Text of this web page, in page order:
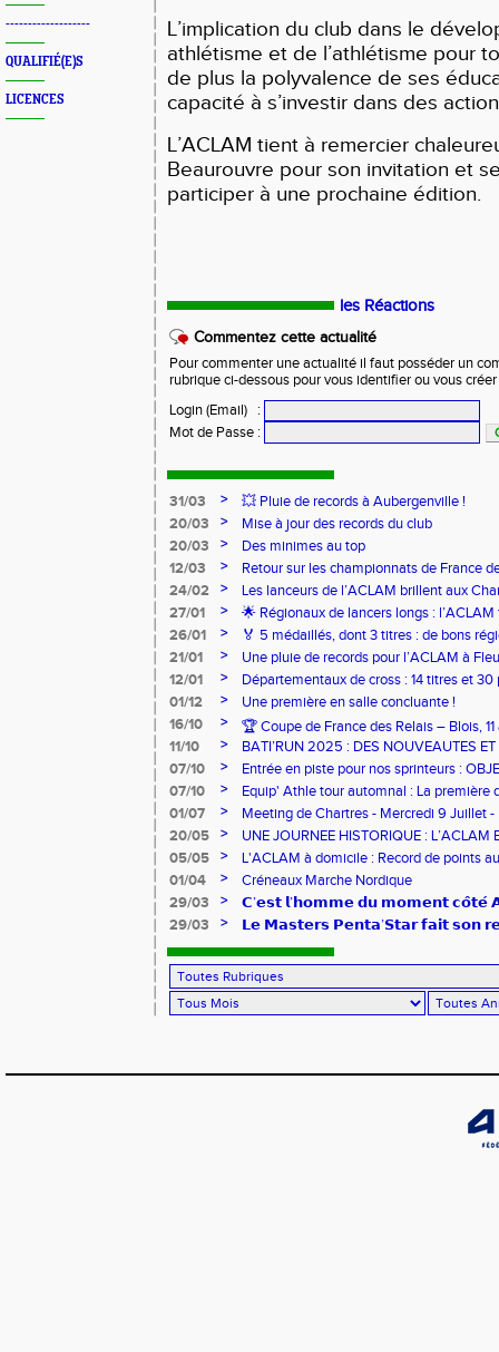
-------------------
QUALIFIÉ(E)S
LICENCES
L’implication du club dans le
athlétisme et de l’athlétisme pour
de plus la polyvalence de ses
capacité à s’investir dans des
L’ACLAM tient à remercier
Beaurouvre pour son invitation et
participer à une prochaine édition.
les Réactions
Commentez cette actualité
Pour commenter une actualité il faut posséder un
rubrique ci-dessous pour vous identifier ou vous
Login (Email)
:
Mot de Passe :
31/03 >
💥 Pluie de records à Aubergenville !
20/03
>
Mise à jour des records du club
20/03
>
Des minimes au top
12/03
>
Retour sur les championnats de France
24/02
>
Les lanceurs de l’ACLAM brillent aux
Lancers Longs à Nice
27/01 >
🌟 Régionaux de lancers longs :
sur-Loire
26/01 >
🏅 5 médaillés, dont 3 titres : de bons
pour l’Aclam !
21/01 >
Une pluie de records pour l’ACLAM à
12/01
>
Départementaux de cross : 14 titres et 30
01/12
>
Une première en salle concluante !
16/10
>
🏆 Coupe de France des Relais – Blois,
11/10
>
BATI’RUN 2025 : DES NOUVEAUTES
07/10
>
Entrée en piste pour nos sprinteurs :
FRANCE !
07/10 >
Equip' Athle tour automnal : La première
jeunes !
01/07 >
Meeting de Chartres - Mercredi 9 Juillet
20/05
>
UNE JOURNEE HISTORIQUE : L’ACLAM
05/05
>
L'ACLAM à domicile : Record de points
01/04
>
Créneaux Marche Nordique
29/03
>
𝗖’𝗲𝘀𝘁 𝗹’𝗵𝗼𝗺𝗺𝗲 𝗱𝘂 𝗺𝗼𝗺𝗲𝗻𝘁 𝗰𝗼̂𝘁𝗲́
29/03
>
𝗟𝗲 𝗠𝗮𝘀𝘁𝗲𝗿𝘀 𝗣𝗲𝗻𝘁𝗮’𝗦𝘁𝗮𝗿 𝗳𝗮𝗶𝘁 𝘀𝗼𝗻